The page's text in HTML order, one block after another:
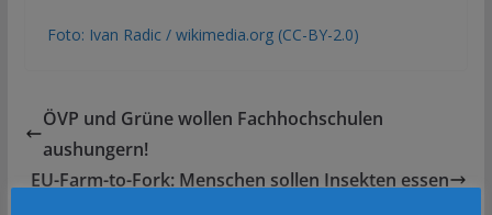
Foto: Ivan Radic / wikimedia.org (CC-BY-2.0)
ÖVP und Grüne wollen Fachhochschulen
aushungern!
EU-Farm-to-Fork: Menschen sollen Insekten essen